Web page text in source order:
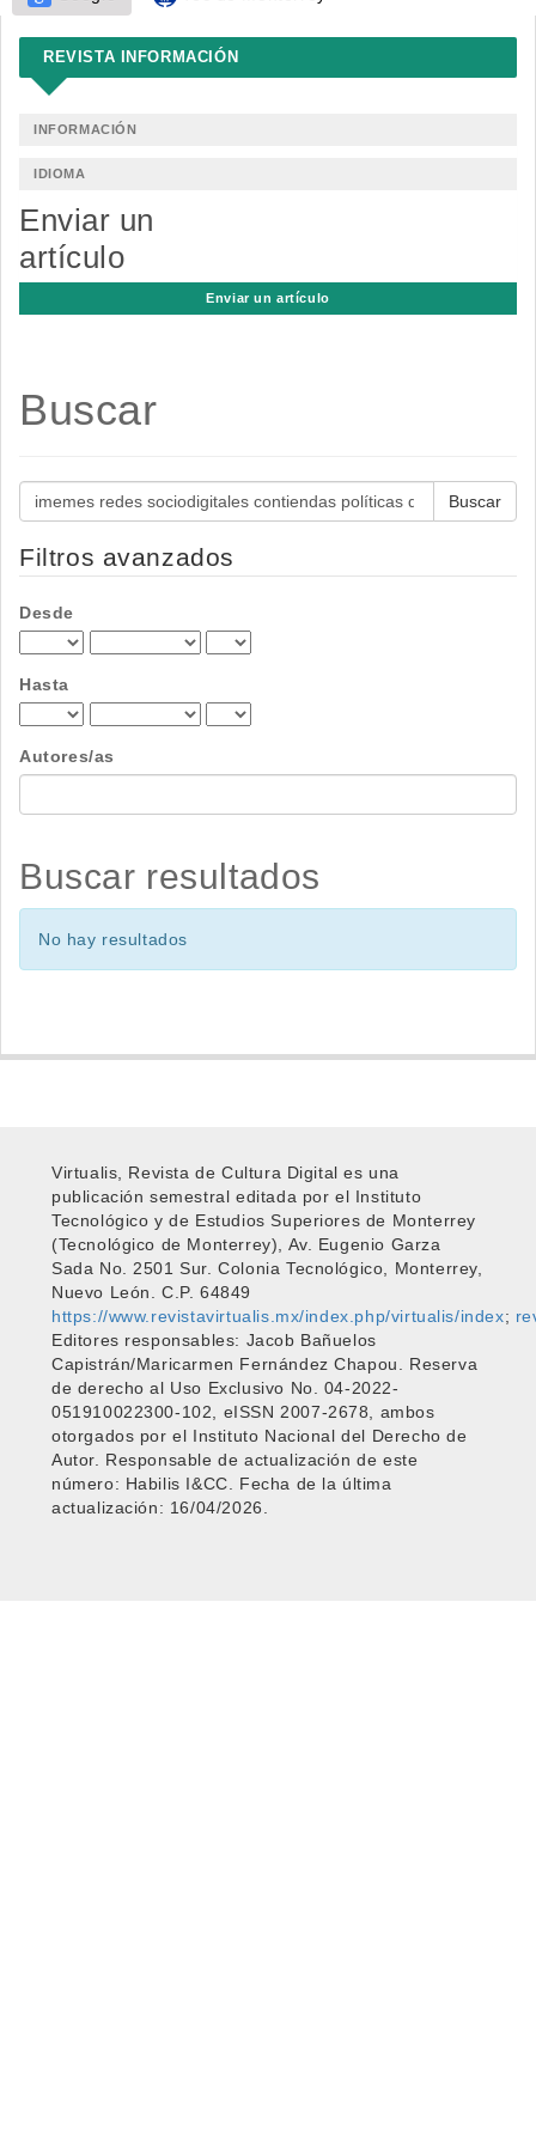
REVISTA INFORMACIÓN
INFORMACIÓN
IDIOMA
Enviar un
artículo
Enviar un artículo
Buscar
Buscar
artículos
Filtros avanzados
Desde
Hasta
Autores/as
Buscar resultados
No hay resultados
Virtualis, Revista de Cultura Digital es una
publicación semestral editada por el Instituto
Tecnológico y de Estudios Superiores de Monterrey
(Tecnológico de Monterrey), Av. Eugenio Garza
Sada No. 2501 Sur. Colonia Tecnológico, Monterrey,
Nuevo León. C.P. 64849
https://www.revistavirtualis.mx/index.php/virtualis/index;
Editores responsables: Jacob Bañuelos
Capistrán/Maricarmen Fernández Chapou. Reserva
de derecho al Uso Exclusivo No. 04-2022-
051910022300-102, eISSN 2007-2678, ambos
otorgados por el Instituto Nacional del Derecho de
Autor. Responsable de actualización de este
número: Habilis I&CC. Fecha de la última
actualización: 16/04/2026.